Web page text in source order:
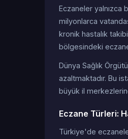
Eczaneler yalnızca
milyonlarca
kronik hastalık
bölgesindeki
Dünya Sağlık
azaltmaktadır. Bu
büyük il
Eczane Türleri:
Türkiye'de